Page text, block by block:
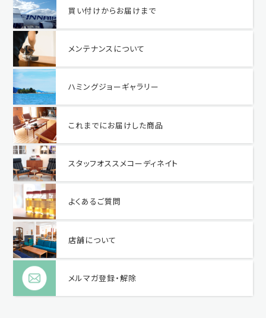
買い付けからお届けまで
メンテナンスについて
ハミングジョーギャラリー
これまでにお届けした商品
スタッフオススメコーディネイト
よくあるご質問
店舗について
メルマガ登録・解除